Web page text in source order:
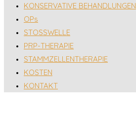
KONSERVATIVE BEHANDLUNGEN
OPs
STOSSWELLE
PRP-THERAPIE
STAMMZELLENTHERAPIE
KOSTEN
KONTAKT